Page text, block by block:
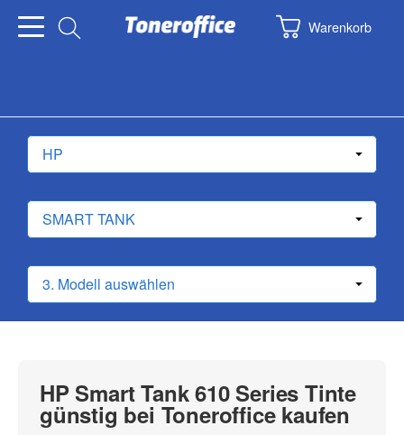
Warenkorb
HP Smart Tank 610 Series Tinte
günstig bei Toneroffice kaufen